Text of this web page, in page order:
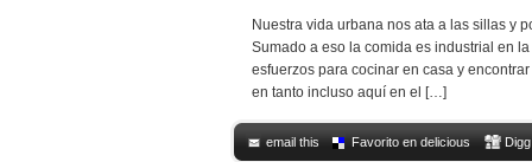
Nuestra vida urbana nos ata a las sillas y
Sumado a eso la comida es industrial en
esfuerzos para cocinar en casa y
en tanto incluso aquí en el […]
email this Favorito en delicious Digg